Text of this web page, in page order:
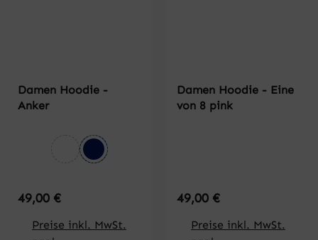
Damen Hoodie -
Anker
Farbe auswählen
weiß dunkelblau
Regulärer Preis:
49,00 €
Preise inkl. MwSt.
Damen Hoodie - Eine
von 8 pink
Regulärer Preis:
49,00 €
Preise inkl. MwSt.